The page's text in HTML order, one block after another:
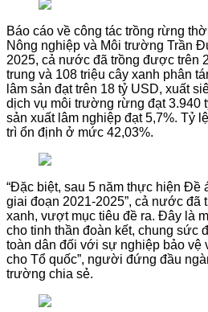
Báo cáo về công tác trồng rừng
Nông nghiệp và Môi trường Trần
2025, cả nước đã trồng được trên
trung và 108 triệu cây xanh phân
lâm sản đạt trên 18 tỷ USD, xuất
dịch vụ môi trường rừng đạt 3.940
sản xuất lâm nghiệp đạt 5,7%. Tỷ
trì ổn định ở mức 42,03%.
“Đặc biệt, sau 5 năm thực hiện Đề
giai đoạn 2021-2025”, cả nước đã
xanh, vượt mục tiêu đề ra. Đây là
cho tinh thần đoàn kết, chung sức
toàn dân đối với sự nghiệp bảo vệ
cho Tổ quốc”, người đứng đầu
trường chia sẻ.